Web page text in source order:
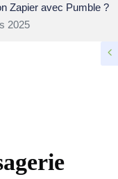
Zapier avec Pumble ?
2025